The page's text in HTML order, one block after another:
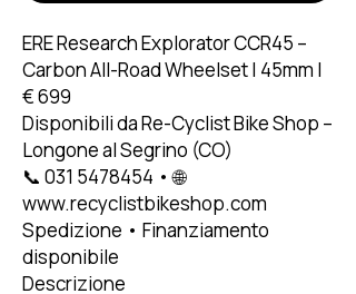
ERE Research Explorator CCR45 –
Carbon All-Road Wheelset | 45mm |
€ 699
Disponibili da Re-Cyclist Bike Shop –
Longone al Segrino (CO)
📞 031 5478454 • 🌐
www.recyclistbikeshop.com
Spedizione • Finanziamento
disponibile
Descrizione